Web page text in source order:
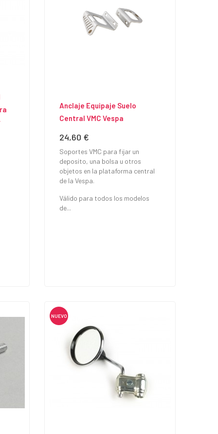
Anclaje Equipaje Suelo
Central VMC Vespa
Precio
24,60 €
Soportes VMC para fijar un
deposito, una bolsa u otros
objetos en la plataforma central
de la Vespa.
Válido para todos los modelos
de...
NUEVO